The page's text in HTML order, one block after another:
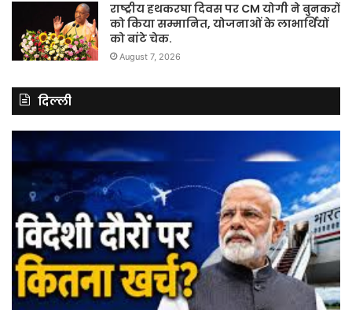
राष्ट्रीय हथकरघा दिवस पर CM योगी ने बुनकरों
को किया सम्मानित, योजनाओं के लाभार्थियों
को बांटे चेक.
August 7, 2026
दिल्ली